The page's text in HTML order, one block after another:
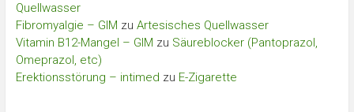
Quellwasser
Fibromyalgie – GIM zu Artesisches Quellwasser
Vitamin B12-Mangel – GIM zu Säureblocker (Pantoprazol,
Omeprazol, etc)
Erektionsstörung – intimed zu E-Zigarette